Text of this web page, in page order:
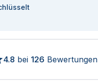
4.8 bei 126 Bewertungen